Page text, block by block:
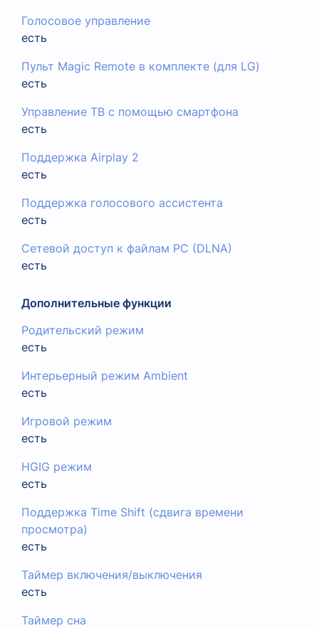
Голосовое управление
есть
Пульт Magic Remote в комплекте (для LG)
есть
Управление ТВ с помощью смартфона
есть
Поддержка Airplay 2
есть
Поддержка голосового ассистента
есть
Сетевой доступ к файлам PC (DLNA)
есть
Дополнительные функции
Родительский режим
есть
Интерьерный режим Ambient
есть
Игровой режим
есть
HGIG режим
есть
Поддержка Time Shift (сдвига времени
просмотра)
есть
Таймер включения/выключения
есть
Таймер сна